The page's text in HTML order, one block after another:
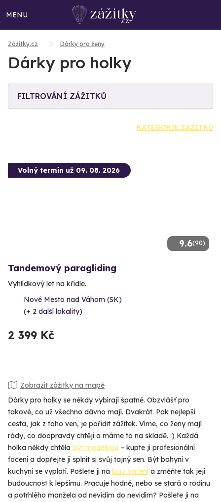
MENU
Zážitky.cz Dárky pro ženy
Dárky pro holky
FILTROVÁNÍ ZÁŽITKŮ
KATEGORIE ZÁŽITKŮ
9.6(90)
Volný termín už 09. 08. 2026
Tandemový paragliding
Vyhlídkový let na křídle.
Nové Mesto nad Váhom (SK)
(+ 2 další lokality)
2 399 Kč
Zobrazit zážitky na mapě
Dárky pro holky se někdy vybírají špatně. Obzvlášť pro
takové, co už všechno dávno mají. Dvakrát. Pak nejlepší
cesta, jak z toho ven, je pořídit zážitek. Víme, co ženy mají
rády, co doopravdy chtějí a máme to na skladě. :) Každá
holka někdy chtěla být modelkou – kupte jí profesionální
focení a dopřejte jí splnit si svůj tajný sen. Být bohyní v
kuchyni se vyplatí. Pošlete ji na kurz vaření a změňte tak její
budoucnost k lepšímu. Pracuje hodně, nebo se stará o rodinu
a potrhlého manžela od nevidím do nevidím? Pošlete ji na